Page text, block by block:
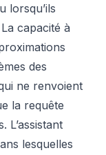
lorsqu’ils
capacité à
des
ne renvoient
la requête
L’assistant
lesquelles